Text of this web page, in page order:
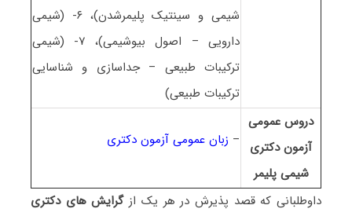
شیمی و سینتیک پلیمرشدن)، ۶- (شیمی
دارویی – اصول بیوشیمی)، ۷- (شیمی
ترکیبات طبیعی – جداسازی و شناسایی
ترکیبات طبیعی)
دروس عمومی
آزمون دکتری
شیمی پلیمر
– زبان عمومی آزمون دکتری
داوطلبانی که قصد پذیرش در هر یک از گرایش های دکتری